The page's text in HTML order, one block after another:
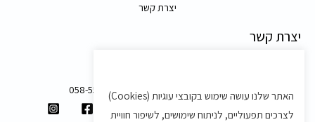
יצרת קשר
יצרת קשר
058-5557588
shvartz.order@gmail.com
האתר שלנו עושה שימוש בקובצי עוגיות (Cookies)
לצרכים תפעוליים, לניתוח שימושים, לשיפור חוויית